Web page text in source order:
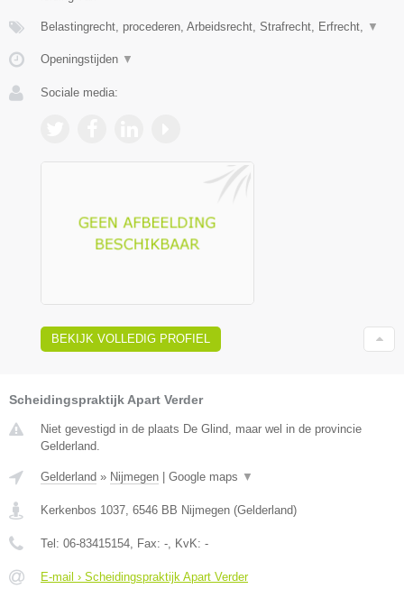
Belastingrecht, procederen, Arbeidsrecht, Strafrecht, Erfrecht, ▼
Openingstijden ▼
Sociale media:
BEKIJK VOLLEDIG PROFIEL
Scheidingspraktijk Apart Verder
Niet gevestigd in de plaats De Glind, maar wel in de provincie
Gelderland.
Gelderland » Nijmegen | Google maps ▼
Kerkenbos 1037 6546 BB Nijmegen (Gelderland)
Tel: 06-83415154 , Fax: - , KvK: -
E-mail › Scheidingspraktijk Apart Verder